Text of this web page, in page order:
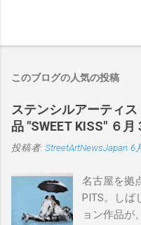
このブログの人気の投稿
ステンシルアーティ
品 "SWEET KISS" ６月
投稿者: StreetArtNewsJapan 6
名古屋を拠
PITS。しば
ョン作品が